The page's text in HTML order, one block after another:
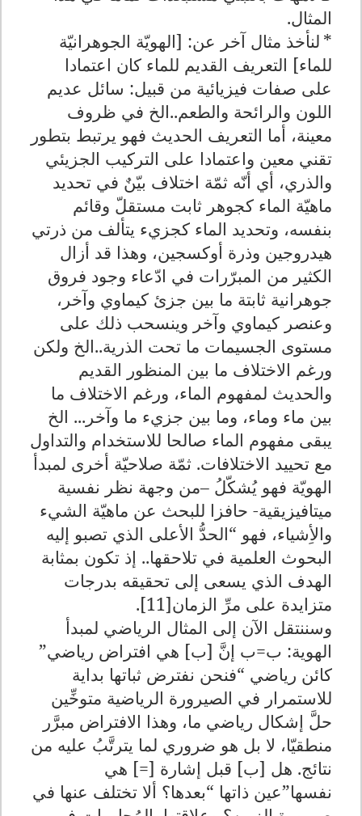
المثال.
* لنأخذ مثال آخر عن: [الهويّة الجوهرانيّة
للماء] التعريف القديم للماء كان اعتمادا
على صفات فيزيائية من قبيل: سائل عديم
اللون والرائحة والطعم..الخ في ظروف
معينة، أما التعريف الحديث فهو يرتبط بتطور
تقني معين واعتمادا على التركيب الجزيئي
والذري، أي أنّه ثمّة اختلاف بيّنٌ في تحديد
ماهيّة الماء كجوهر ثابت مستقلّ وقائم
بنفسه، وتحديد الماء كجزيء يتألف من ذرتي
هيدروجين وذرة أوكسجين، وهذا قد أزال
الكثير من المبرّرات في ادّعاء وجود فروق
جوهرانية ثابتة ما بين جزئ كيماوي وآخر،
وعنصر كيماوي وآخر وينسحب ذلك على
مستوى الجسيمات ما تحت الذرية..الخ ولكن
ورغم الاختلاف ما بين المنظور القديم
والحديث لمفهوم الماء، ورغم الاختلاف ما
بين ماء وماء، وما بين جزيء ما وآخر... الخ
يبقى مفهوم الماء صالحا للاستخدام والتداول
مع تحييد الاختلافات. ثمّة صلاحيّة أخرى لمبدأ
الهويّة فهو يُشكّلُ –من وجهة نظر نفسية
ميتافيزيقية- حافزا للبحث عن ماهيّة الشيء
والأِشياء، فهو “الحدُّ الأعلى الذي تصبو إليه
البحوث العلمية في تلاحقها.. إذ تكون بمثابة
الهدف الذي يسعى إلى تحقيقه بدرجات
متزايدة على مرِّ الزمان[11]
.
وسننتقل الآن إلى المثال الرياضي لمبدأ
الهوية: ب=ب إنَّ [ب] هي افتراض رياضي”
كائن رياضي “فنحن نفترض ثباتها بداية
للاستمرار في الصيرورة الرياضية متوخِّين
حلَّ إشكال رياضي ما، وهذا الافتراض مبرَّر
منطقيّا، لا بل هو ضروري لما يترتَّبُ عليه من
نتائج. هل [ب] قبل إشارة [=] هي
نفسها”عين ذاتها “بعدها؟ ألا تختلف عنها في